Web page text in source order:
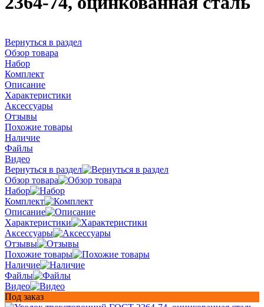
Вернуться в раздел
Обзор товара
Набор
Комплект
Описание
Характеристики
Аксессуары
Отзывы
Похожие товары
Наличие
Файлы
Видео
Вернуться в раздел
Обзор товара
Набор
Комплект
Описание
Характеристики
Аксессуары
Отзывы
Похожие товары
Наличие
Файлы
Видео
Под заказ